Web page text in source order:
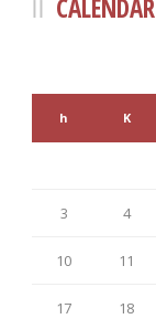
CALENDAR
h K
3 4
10 11
17 18